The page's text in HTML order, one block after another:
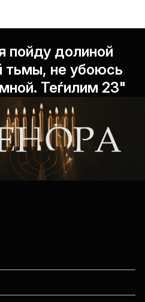
пойду долиной
тьмы, не убоюсь
Теѓилим 23"